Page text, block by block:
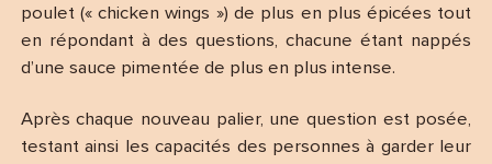
poulet (« chicken wings ») de plus en plus épicées tout
en répondant à des questions, chacune étant nappés
d’une sauce pimentée de plus en plus intense.
Après chaque nouveau palier, une question est posée,
testant ainsi les capacités des personnes à garder leur